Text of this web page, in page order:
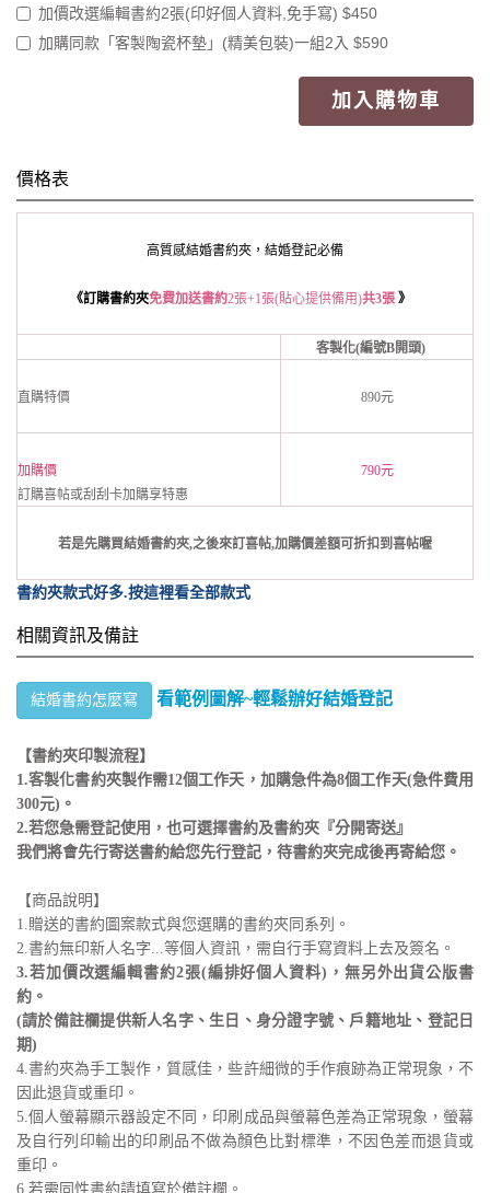
加價改選編輯書約2張(印好個人資料,免手寫) $450
加購同款「客製陶瓷杯墊」(精美包裝)一組2入 $590
加入購物車
價格表
高質感結婚書約夾， 結婚登記必備
《訂購書約夾免費加送書約2張+1張(貼心提供備用)共3張 》
客製化(編號B開頭)
直購特價 890元
加購價
訂購喜帖或刮刮卡加購享特惠
790元
若是先購買結婚書約夾,之後來訂喜帖,加購價差額可折扣到喜帖喔
書約夾款式好多.按這裡看全部款式
相關資訊及備註
結婚書約怎麼寫 看範例圖解~輕鬆辦好結婚登記
【書約夾印製流程】
1.客製化書約夾製作需12個工作天，加購急件為8個工作天(急件費用
300元)。
2.若您急需登記使用，也可選擇書約及書約夾『分開寄送』
我們將會先行寄送書約給您先行登記，待書約夾完成後再寄給您。
【商品說明】
1.贈送的書約圖案款式與您選購的書約夾同系列。
2.書約無印新人名字...等個人資訊，需自行手寫資料上去及簽名。
3.若加價改選編輯書約2張(編排好個人資料) ，無另外出貨公版書
約。
(請於備註欄提供新人名字、生日、身分證字號、戶籍地址、登記日
期)
4.書約夾為手工製作，質感佳，些許細微的手作痕跡為正常現象，不
因此退貨或重印。
5.個人螢幕顯示器設定不同，印刷成品與螢幕色差為正常現象，螢幕
及自行列印輸出的印刷品不做為顏色比對標準，不因色差而退貨或
重印。
6.若需同性書約請填寫於備註欄。